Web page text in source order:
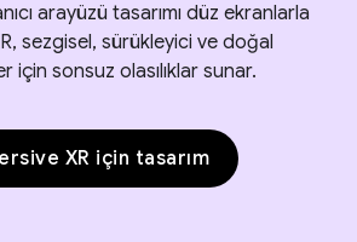
arayüzü tasarımı düz ekranlarla
sezgisel, sürükleyici ve doğal
için sonsuz olasılıklar sunar.
XR için tasarım